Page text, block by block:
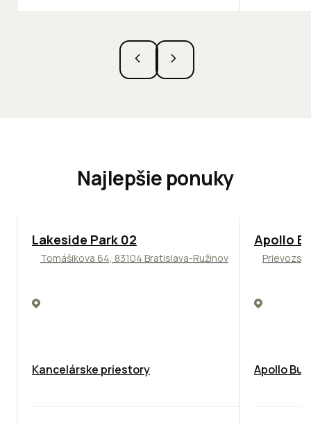
Najlepšie ponuky
ODPORÚČAME
Lakeside Park 02
Tomášikova 64, 83104 Bratislava-Ružinov
Kancelárske priestory
TOP
Apollo
Apollo